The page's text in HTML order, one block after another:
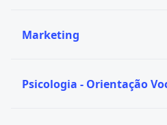
Marketing